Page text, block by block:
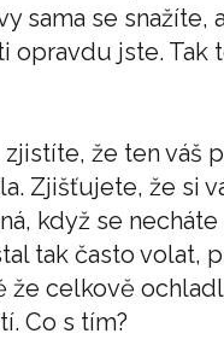
sama se snažíte,
opravdu jste. Tak
že ten váš
Zjišťujete, že si
když se
tak často volat,
že celkově
Co s tím?